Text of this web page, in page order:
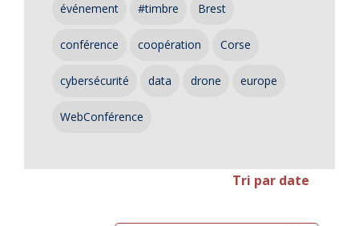
événement #timbre Brest
conférence coopération Corse
cybersécurité data drone europe
WebConférence
Tri par date